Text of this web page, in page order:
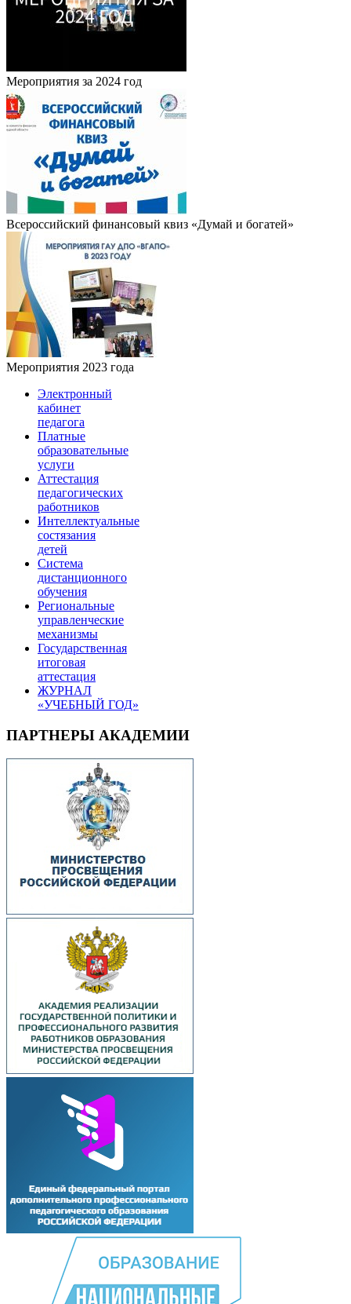
Мероприятия за 2024 год
Всероссийский финансовый квиз «Думай и богатей»
Мероприятия 2023 года
Электронный
кабинет
педагога
Платные
образовательные
услуги
Аттестация
педагогических
работников
Интеллектуальные
состязания
детей
Система
дистанционного
обучения
Региональные
управленческие
механизмы
Государственная
итоговая
аттестация
ЖУРНАЛ
«УЧЕБНЫЙ ГОД»
ПАРТНЕРЫ АКАДЕМИИ